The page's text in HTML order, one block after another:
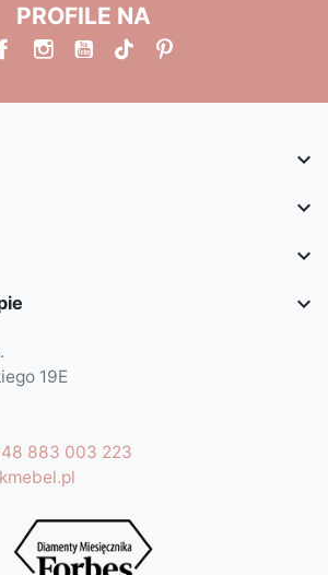
PROFILE NA




19E
883 003 223